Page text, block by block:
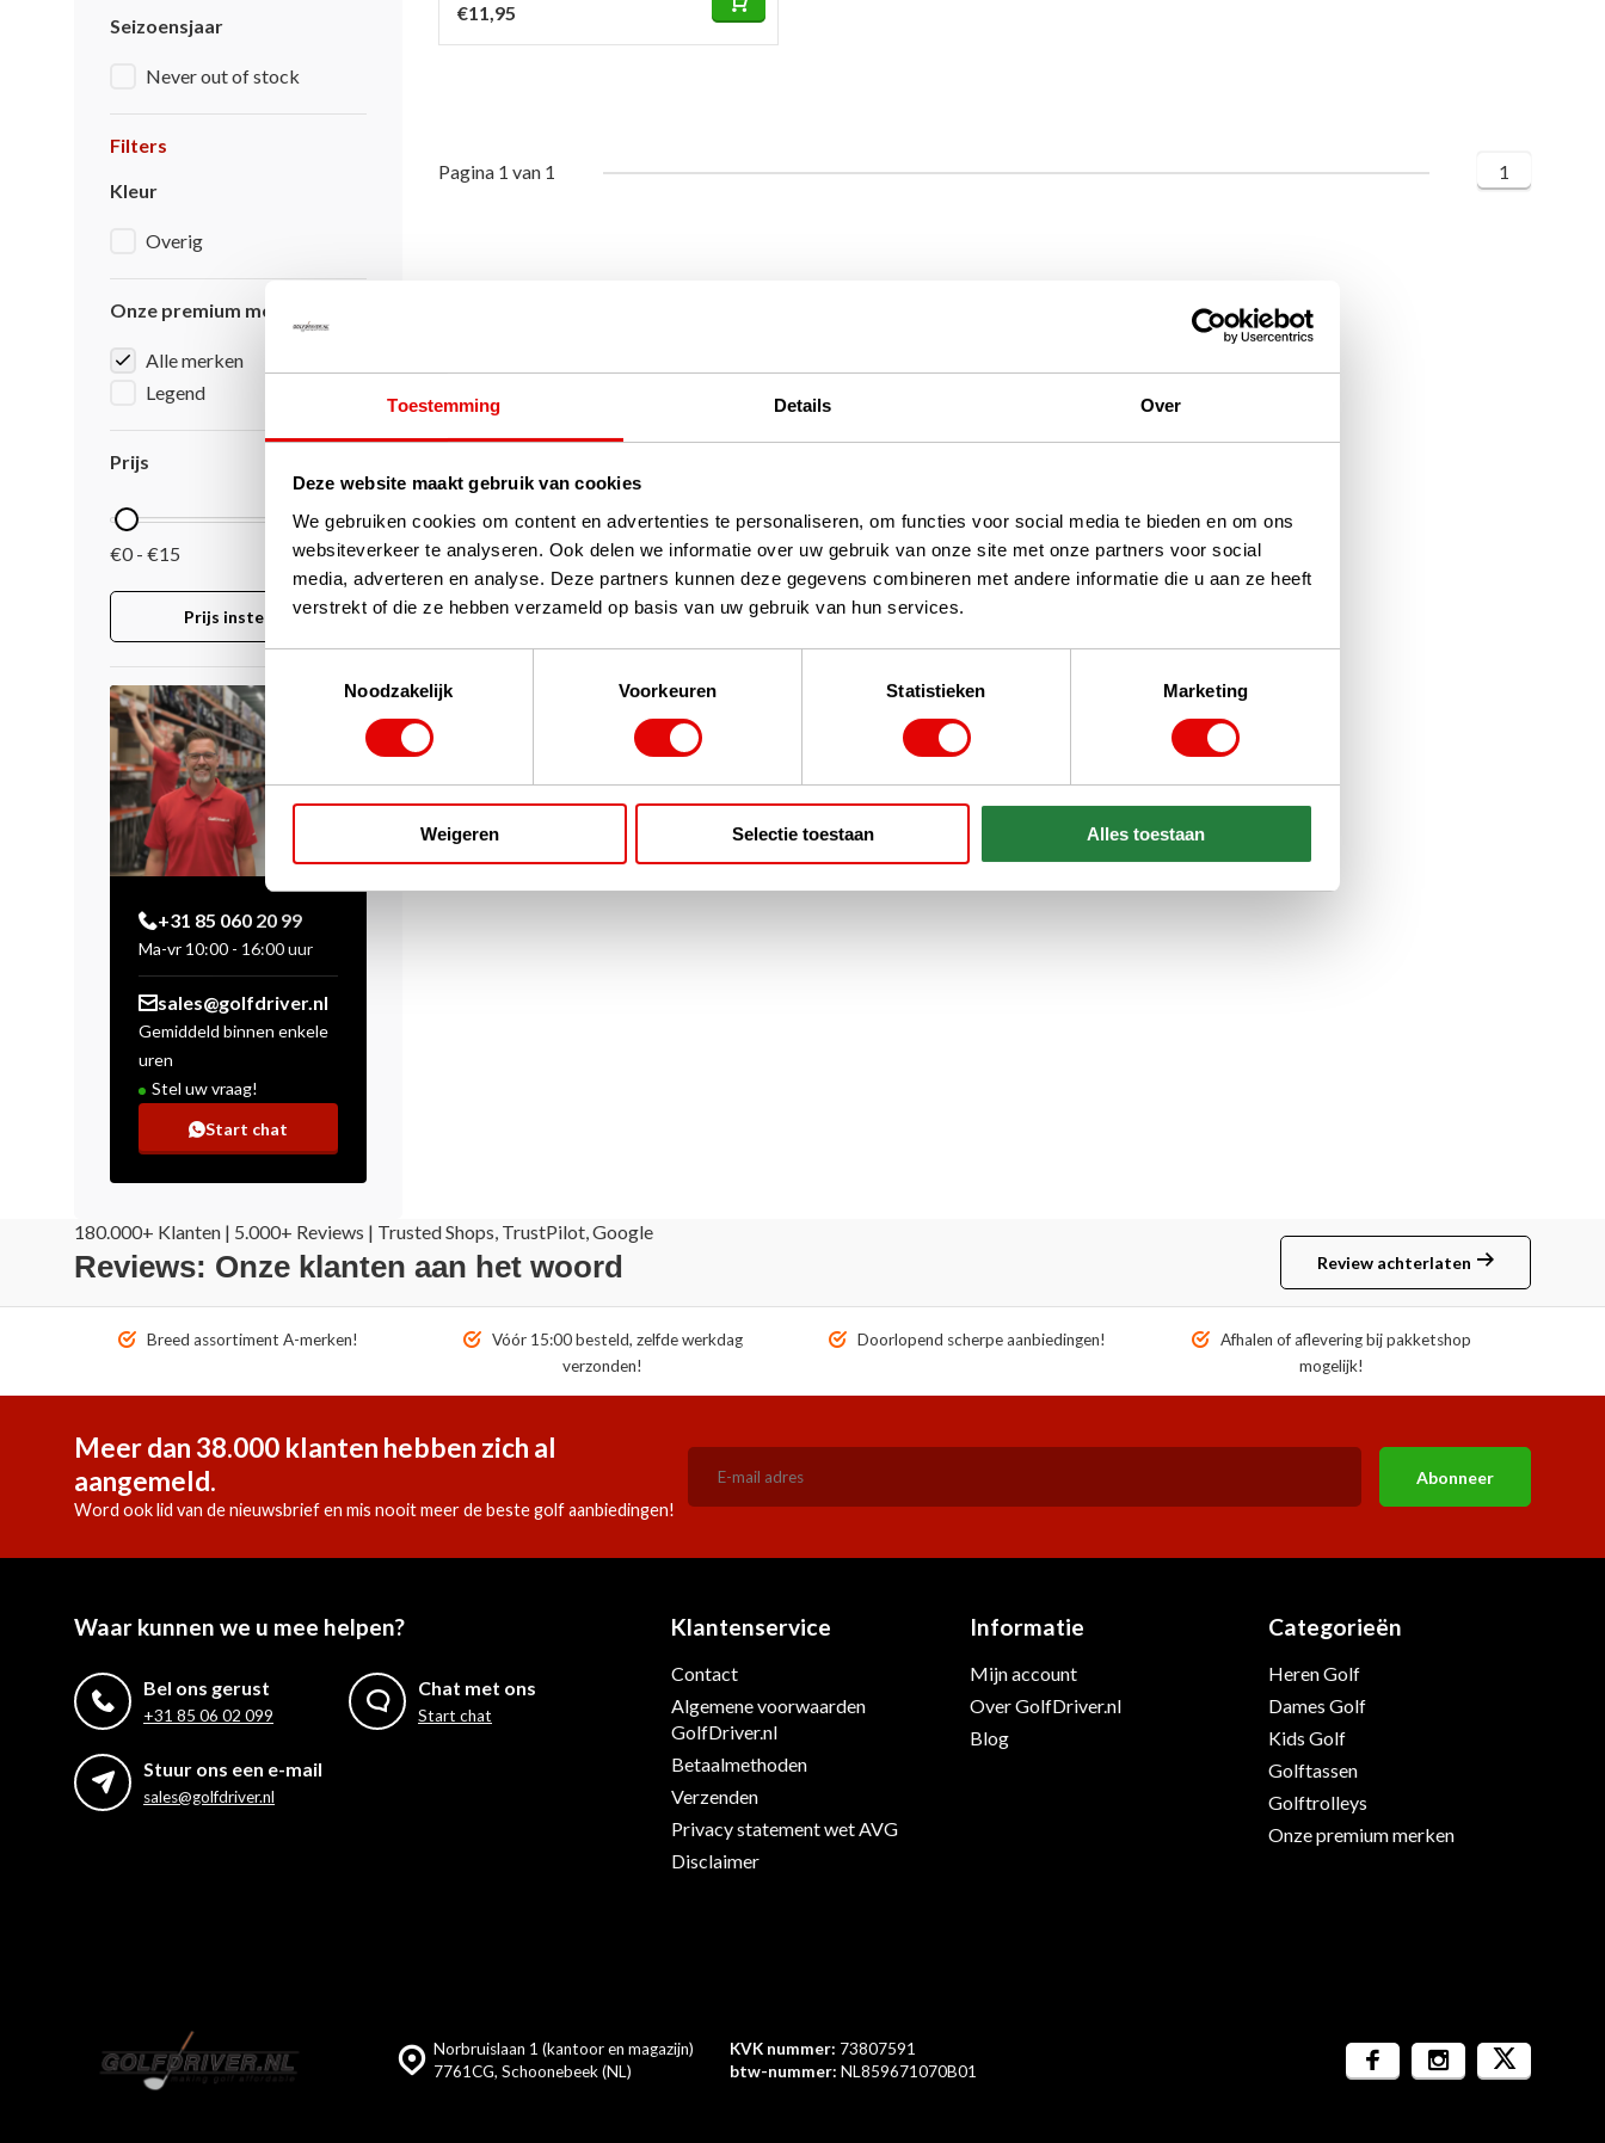
Toestemming Details Over
Deze website maakt gebruik van cookies
We gebruiken cookies om content en advertenties te personaliseren, om functies voor social media te bieden en om ons
websiteverkeer te analyseren. Ook delen we informatie over uw gebruik van onze site met onze partners voor social
media, adverteren en analyse. Deze partners kunnen deze gegevens combineren met andere informatie die u aan ze heeft
verstrekt of die ze hebben verzameld op basis van uw gebruik van hun services.
Noodzakelijk
Voorkeuren Statistieken Marketing
Weigeren Selectie toestaan Alles toestaan
Seizoensjaar
Never out of stock
Filters
Kleur
Overig
Onze premium merken
Alle merken
Legend
Prijs
€0 - €15
Prijs instellen
+31 85 060 20 99
Ma-vr 10:00 - 16:00 uur
sales@golfdriver.nl
Gemiddeld binnen enkele
uren
Stel uw vraag!
Start chat
€11,95
Pagina 1 van 1 1
180.000+ Klanten | 5.000+ Reviews | Trusted Shops, TrustPilot, Google
Reviews: Onze klanten aan het woord Review achterlaten
Breed assortiment A-merken!
Vóór 15:00 besteld, zelfde werkdag
verzonden!
Doorlopend scherpe aanbiedingen!
Afhalen of aflevering bij pakketshop
mogelijk!
Meer dan 38.000 klanten hebben zich al
aangemeld.
Word ook lid van de nieuwsbrief en mis nooit meer de beste golf aanbiedingen!
Abonneer
Waar kunnen we u mee helpen?
Bel ons gerust
+31 85 06 02 099
Chat met ons
Start chat
Stuur ons een e-mail
sales@golfdriver.nl
Klantenservice
Contact
Algemene voorwaarden
GolfDriver.nl
Betaalmethoden
Verzenden
Privacy statement wet AVG
Disclaimer
Informatie
Mijn account
Over GolfDriver.nl
Blog
Categorieën
Heren Golf
Dames Golf
Kids Golf
Golftassen
Golftrolleys
Onze premium merken
Norbruislaan 1 (kantoor en magazijn)
7761CG, Schoonebeek (NL)
KVK nummer: 73807591
btw-nummer: NL859671070B01